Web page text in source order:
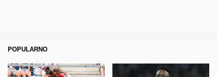
POPULARNO